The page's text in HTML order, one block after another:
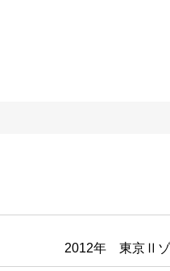
2012年 東京Ⅱゾ